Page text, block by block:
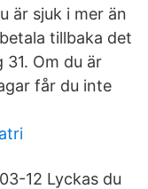
är sjuk i mer än
tillbaka det
Om du är
får du inte
12 Lyckas du